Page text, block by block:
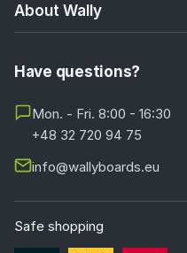
About Wally
Have questions?
Mon. - Fri. 8:00 - 16:30
+48 32 720 94 75
info@wallyboards.eu
Safe shopping